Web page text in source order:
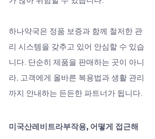
하나약국은 정품 보증과 함께 철저한 관
리 시스템을 갖추고 있어 안심할 수 있습
니다. 단순히 제품을 판매하는 곳이 아니
라, 고객에게 올바른 복용법과 생활 관리
까지 안내하는 든든한 파트너가 됩니다.
미국산레비트라부작용, 어떻게 접근해